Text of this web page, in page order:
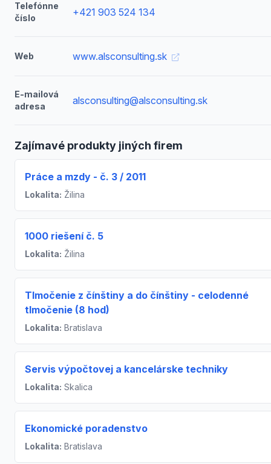
Telefónne
číslo
+421 903 524 134
Web www.alsconsulting.sk
E-mailová
adresa
alsconsulting@alsconsulting.sk
Zajímavé produkty jiných firem
Práce a mzdy - č. 3 / 2011
Lokalita: Žilina
1000 riešení č. 5
Lokalita: Žilina
Tlmočenie z čínštiny a do čínštiny - celodenné
tlmočenie (8 hod)
Lokalita: Bratislava
Servis výpočtovej a kancelárske techniky
Lokalita: Skalica
Ekonomické poradenstvo
Lokalita: Bratislava